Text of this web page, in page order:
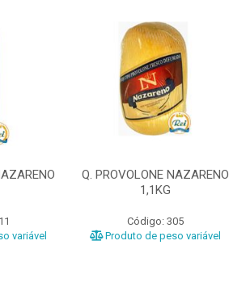
variável
Q. PROVOLONE NAZARENO
1,1KG
Código: 305
Produto de peso variável